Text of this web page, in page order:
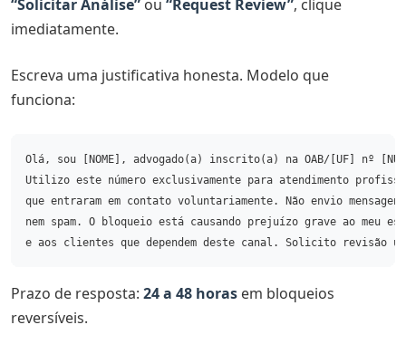
“Solicitar Análise” ou “Request Review”, clique
imediatamente.
Escreva uma justificativa honesta. Modelo que
funciona:
Olá, sou [NOME], advogado(a) inscrito(a) na OAB/[UF] nº
Utilizo este número exclusivamente para atendimento
que entraram em contato voluntariamente. Não envio mensagens
nem spam. O bloqueio está causando prejuízo grave ao meu
Prazo de resposta: 24 a 48 horas em bloqueios
reversíveis.